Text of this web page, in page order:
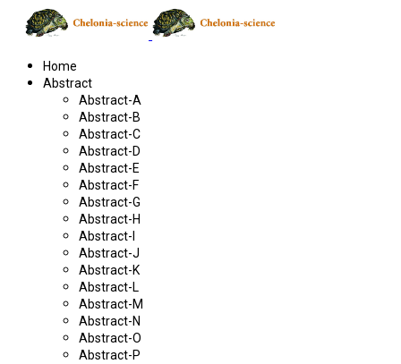
Home
Abstract
Abstract-A
Abstract-B
Abstract-C
Abstract-D
Abstract-E
Abstract-F
Abstract-G
Abstract-H
Abstract-I
Abstract-J
Abstract-K
Abstract-L
Abstract-M
Abstract-N
Abstract-O
Abstract-P